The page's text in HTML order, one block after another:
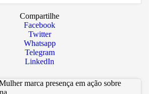
Compartilhe
Facebook
Twitter
Whatsapp
Telegram
LinkedIn